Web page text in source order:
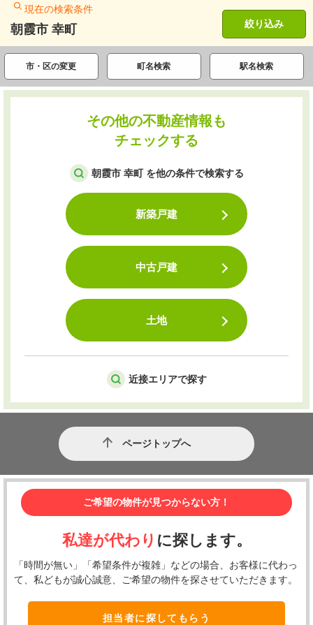
現在の検索条件
朝霞市 幸町 絞り込み
市・区の変更 町名検索 駅名検索
その他の不動産情報も
チェックする
朝霞市 幸町 を他の条件で検索する
新築戸建
中古戸建
土地
近接エリアで探す
ページトップへ
ご希望の物件が見つからない方！
私達が代わり に探します。
「時間が無い」「希望条件が複雑」などの場合、お客様に代わっ
て、私どもが誠心誠意、ご希望の物件を探させていただきます。
担当者に探してもらう